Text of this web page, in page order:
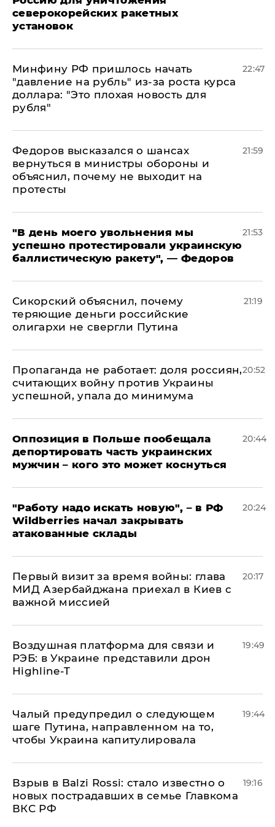
северокорейских ракетных
установок
Минфину РФ пришлось начать
"давление на рубль" из-за роста курса
доллара: "Это плохая новость для
рубля"
22:47
Федоров высказался о шансах
вернуться в министры обороны и
объяснил, почему не выходит на
протесты
21:59
​"В день моего увольнения мы
успешно протестировали украинскую
баллистическую ракету", — Федоров
21:53
Сикорский объяснил, почему
теряющие деньги российские
олигархи не свергли Путина
21:19
​Пропаганда не работает: доля россиян,
считающих войну против Украины
успешной, упала до минимума
20:52
Оппозиция в Польше пообещала
депортировать часть украинских
мужчин – кого это может коснуться
20:44
"Работу надо искать новую", – в РФ
Wildberries начал закрывать
атакованные склады
20:24
Первый визит за время войны: глава
МИД Азербайджана приехал в Киев с
важной миссией
20:17
Воздушная платформа для связи и
РЭБ: в Украине представили дрон
Highline-T
19:49
Чалый предупредил о следующем
шаге Путина, направленном на то,
чтобы Украина капитулировала
19:44
Взрыв в Balzi Rossi: стало известно о
новых пострадавших в семье Главкома
ВКС РФ
19:16